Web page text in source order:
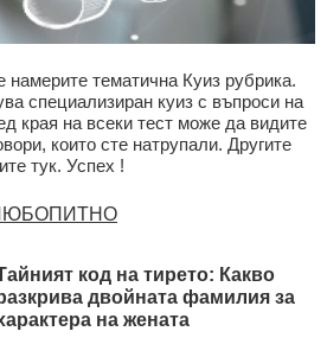
тематична Куиз рубрика.
специализиран куиз с въпроси на
края на всеки тест може да видите
които сте натрупали. Другите
тук. Успех !
код на тирето: Какво
двойната фамилия за
на жената